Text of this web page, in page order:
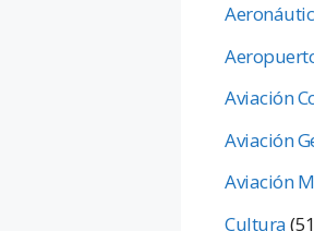
Aviación
Aviación
Aviación
Cultura